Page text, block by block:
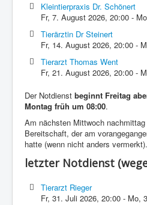
Kleintierpraxis Dr. Schönert
Fr, 7. August 2026,20:00 -
Tierärztin Dr Steinert
Fr, 14. August 2026,20:00 -
Tierarzt Thomas Went
Fr, 21. August 2026,20:00 -
Der Notdienst beginnt Freitag
Montag früh um 08:00.
Am nächsten Mittwoch
Bereitschaft, der am
hatte (wenn nicht anders vermerkt).
letzter Notdienst
Tierarzt Rieger
Fr, 31. Juli 2026,20:00 - Mo,